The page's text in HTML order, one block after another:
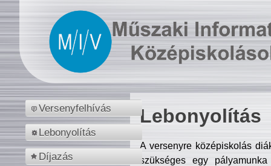
Versenyfelhívás
Lebonyolítás
Díjazás
Lebonyolítás
A versenyre középiskolás
szükséges egy